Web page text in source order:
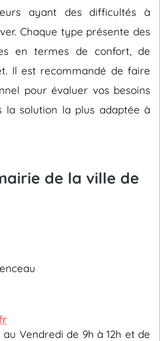
ayant des difficultés à
Chaque type présente des
en termes de confort, de
Il est recommandé de faire
pour évaluer vos besoins
la solution la plus adaptée à
de la ville de
Vendredi de 9h à 12h et de